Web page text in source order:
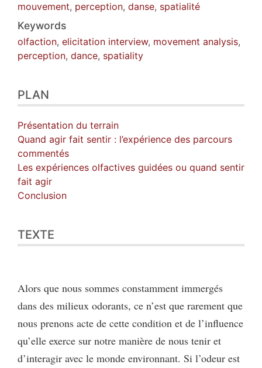
mouvement, perception, danse, spatialité
Keywords
olfaction, elicitation interview, movement analysis,
perception, dance, spatiality
PLAN
Présentation du terrain
Quand agir fait sentir : l’expérience des parcours
commentés
Les expériences olfactives guidées ou quand sentir
fait agir
Conclusion
TEXTE
Alors que nous sommes constamment immergés
dans des milieux odorants, ce n’est que rarement que
nous prenons acte de cette condition et de l’influence
qu’elle exerce sur notre manière de nous tenir et
d’interagir avec le monde environnant. Si l’odeur est